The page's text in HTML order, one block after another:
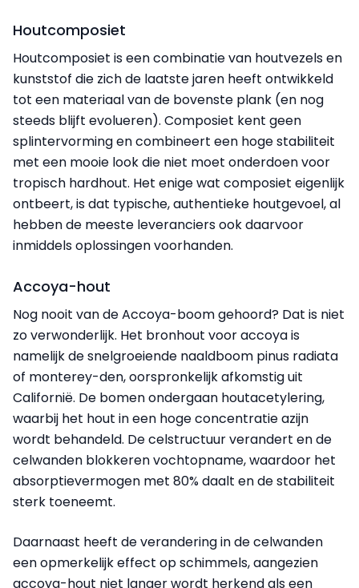
Houtcomposiet
Houtcomposiet is een combinatie van houtvezels en
kunststof die zich de laatste jaren heeft ontwikkeld
tot een materiaal van de bovenste plank (en nog
steeds blijft evolueren). Composiet kent geen
splintervorming en combineert een hoge stabiliteit
met een mooie look die niet moet onderdoen voor
tropisch hardhout. Het enige wat composiet eigenlijk
ontbeert, is dat typische, authentieke houtgevoel, al
hebben de meeste leveranciers ook daarvoor
inmiddels oplossingen voorhanden.
Accoya-hout
Nog nooit van de Accoya-boom gehoord? Dat is niet
zo verwonderlijk. Het bronhout voor accoya is
namelijk de snelgroeiende naaldboom pinus radiata
of monterey-den, oorspronkelijk afkomstig uit
Californië. De bomen ondergaan houtacetylering,
waarbij het hout in een hoge concentratie azijn
wordt behandeld. De celstructuur verandert en de
celwanden blokkeren vochtopname, waardoor het
absorptievermogen met 80% daalt en de stabiliteit
sterk toeneemt.
Daarnaast heeft de verandering in de celwanden
een opmerkelijk effect op schimmels, aangezien
accoya-hout niet langer wordt herkend als een